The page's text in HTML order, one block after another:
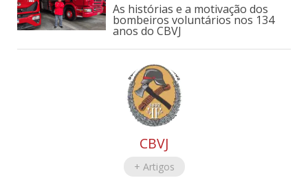
As histórias e a motivação dos
bombeiros voluntários nos 134
anos do CBVJ
CBVJ
+ Artigos